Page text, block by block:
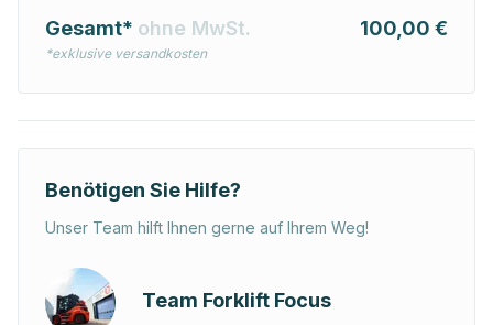
Gesamt* ohne MwSt.
*exklusive versandkosten
100,00 €
Benötigen Sie Hilfe?
Unser Team hilft Ihnen gerne auf Ihrem Weg!
Team Forklift Focus